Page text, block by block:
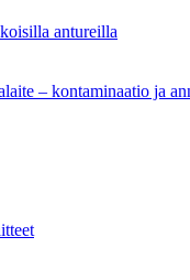
antureilla
– kontaminaatio ja